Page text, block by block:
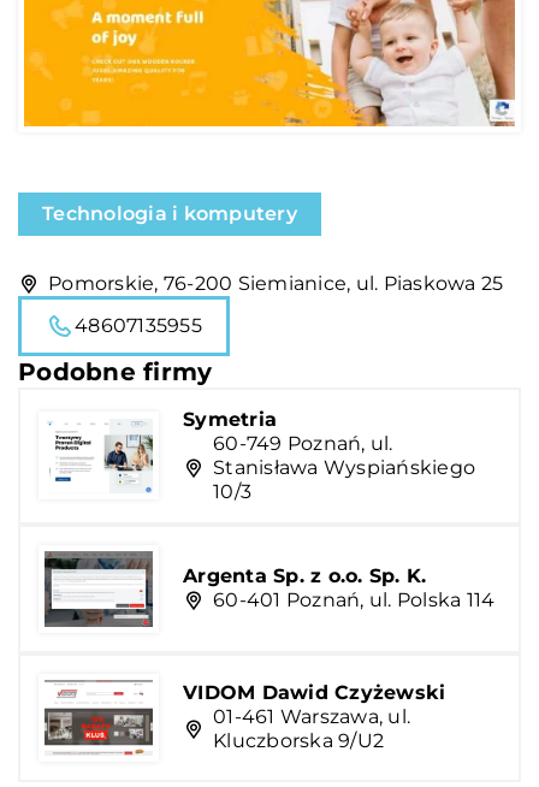
Technologia i komputery
Pomorskie, 76-200 Siemianice, ul. Piaskowa 25
48607135955
Podobne firmy
Symetria
60-749 Poznań, ul.
Stanisława Wyspiańskiego
10/3
Argenta Sp. z o.o. Sp. K.
60-401 Poznań, ul. Polska 114
VIDOM Dawid Czyżewski
01-461 Warszawa, ul.
Kluczborska 9/U2